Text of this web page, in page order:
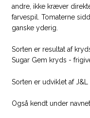
andre, ikke kræver
farvespil. Tomaterne
ganske yderig.
Sorten er resultat af
Sugar Gem kryds -
Sorten er udviklet af J&L
Også kendt under